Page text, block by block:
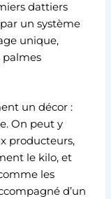
dattiers
un système
unique,
palmes
un décor :
On peut y
producteurs,
le kilo, et
les
d’un